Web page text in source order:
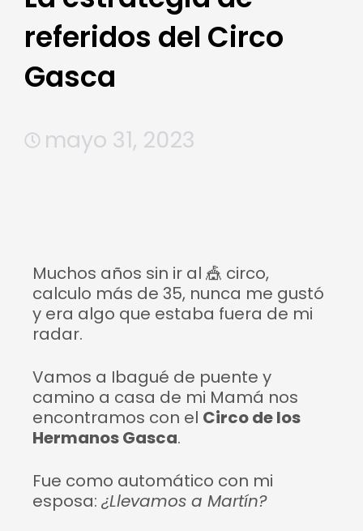
referidos del Circo
Gasca
mayo 31, 2023
Muchos años sin ir al 🎪 circo,
calculo más de 35, nunca me gustó
y era algo que estaba fuera de mi
radar.
Vamos a Ibagué de puente y
camino a casa de mi Mamá nos
encontramos con el Circo de los
Hermanos Gasca.
Fue como automático con mi
esposa: ¿Llevamos a Martín?